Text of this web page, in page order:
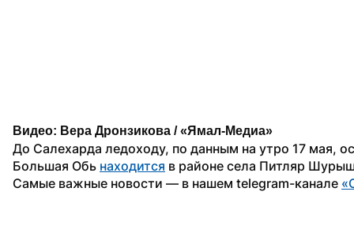
Видео: Вера Дронзикова / «Ямал-Медиа»
До Салехарда ледоходу, по данным на утро 17 мая,
Большая Обь находится в районе села Питляр
Самые важные новости — в нашем telegram-канале